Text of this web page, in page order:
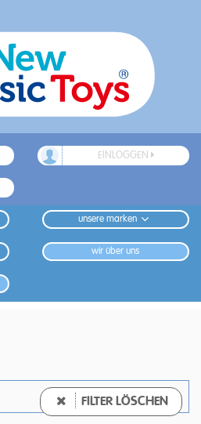
EINLOGGEN
unsere marken
wir über uns
FILTER LÖSCHEN